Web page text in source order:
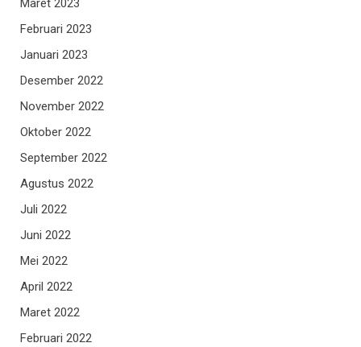
Maret 2023
Februari 2023
Januari 2023
Desember 2022
November 2022
Oktober 2022
September 2022
Agustus 2022
Juli 2022
Juni 2022
Mei 2022
April 2022
Maret 2022
Februari 2022